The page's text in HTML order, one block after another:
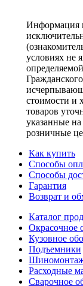
Информация
условиях не
стоимости и
товаров
указанные
розничные
Как купить
Способы
Способы
Гарантия
Возврат и
Каталог
Окрасочное
Кузовное
Подъемники
Расходные
Сварочное